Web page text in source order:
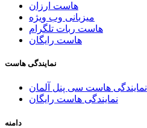
هاست ارزان
میزبانی وب ویژه
هاست ربات تلگرام
هاست رایگان
نمایندگی هاست
نمایندگی هاست سی پنل آلمان
نمایندگی هاست رایگان
دامنه